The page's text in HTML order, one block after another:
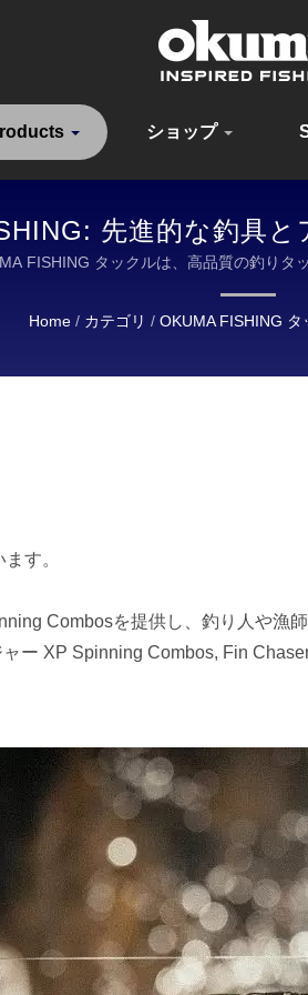
ショップ
先進的な釣具
FISHING タックルは、高品質の釣りタ
Home / カテゴリ / OKUMA FISHING タ
す。
Combosを提供し、釣り人や漁
ー XP Spinning Combos, Fin